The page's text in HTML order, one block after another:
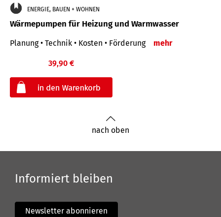
ENERGIE, BAUEN + WOHNEN
Wärmepumpen für Heizung und Warmwasser
Planung • Technik • Kosten • Förderung mehr
39,90 €
nach oben
Informiert bleiben
Newsletter abonnieren